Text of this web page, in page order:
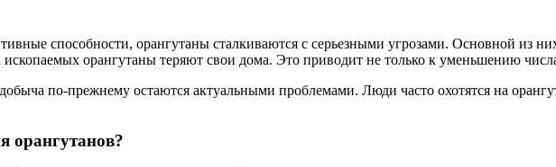
способности, орангутаны сталкиваются с серьезными угрозами. Основной из
ископаемых орангутаны теряют свои дома. Это приводит не только к уменьшению
по-прежнему остаются актуальными проблемами. Люди часто охотятся на
орангутанов?